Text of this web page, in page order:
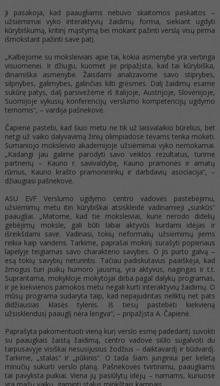
Ji pasakoja, kad paaugliams nebuvo skaitomos paskaitos –
užsiėmimai vyko interaktyvių žaidimų forma, siekiant ugdyti
kūrybiškumą, kritinį mąstymą bei mokant pažinti verslą visų pirma
išmokstant pažinti save patį.
„Kalbėjome su moksleiviais apie tai, kokia asmenybė yra vertinga
visuomenei. Ir džiugu, kuomet jie pripažįsta, kad tai kūrybiška,
dinamiška asmenybė. Žaisdami analizavome savo stiprybes,
silpnybes, galimybes, galinčias kilti grėsmes. Dalį žaidimų esame
sukūrę patys, dalį parsivežėme iš Italijoje, Austrijoje, Slovėnijoje,
Suomijoje vykusių konferencijų verslumo kompetencijų ugdymo
temomis“, – vardija pašnekovė.
Čapienė pastebi, kad šiuo metu ne tik už laisvalaikio būrelius, bet
netgi už vaiko dalyvavimą žinių olimpiadose tėvams tenka mokėti.
Sumaniojo moksleivio akademijoje užsiėmimai vyko nemokamai.
„Kadangi jau galime parodyti savo veiklos rezultatus, turime
partnerių – Kauno r. savivaldybę, Kauno pramonės ir amatų
rūmus, Kauno krašto pramonininkų ir darbdavių asociacija“, –
džiaugiasi pašnekovė.
ASU EVF Verslumo ugdymo centro vadovės pastebėjimu,
užsiėmimų metu itin kūrybiškai atsiskleidė vadinamieji „sunkūs“
paaugliai. „Matome, kad tie moksleiviai, kurie nerodo didelių
gebėjimų moksle, gali būti labai aktyvūs kurdami idėjas ir
išreikšdami save. Vadinasi, tokių neformalių užsiėmimų jiems
reikia kaip vandens. Tarkime, paprašai mokinį surašyti popieriaus
lapelyje teigiamas savo charakterio savybes. O jis purto galvą –
esą tokių savybių neturintis. Tačiau padiskutavus paaiškėja, kad
žmogus turi puikų humoro jausmą, yra aktyvus, nagingas ir t.t.
Suprantama, mokykloje mokytojai dirba pagal dalykų programas,
ir jie kiekvienos pamokos metu negali kurti interaktyvių žaidimų. O
mūsų programa sudaryta taip, kad nepajudintas neliktų net pats
didžiausias klasės tylenis. Iš tiesų pastebėti kiekvieną
užsisklendusį paauglį nėra lengva“, – pripažįsta A. Čapienė.
Paprašyta pakomentuoti vieną kurį verslo esmę padedantį suvokti
su paaugliais žaistą žaidimą, centro vadovė siūlo sugalvoti du
tarpusavyje visiškai nesusijusius žodžius – daiktavardį ir būdvardį.
Tarkime, „stalas“ ir „pūkinis“. O tada šiam junginiui per keletą
minučių sukurti verslo planą. Pašnekovės tvirtinimu, paaugliams
tai pavyksta puikiai. Viena jų pasiūlytų idėjų – namams, kuriuose
yra mažų vaikų, gaminti stalus minkštais kampais.